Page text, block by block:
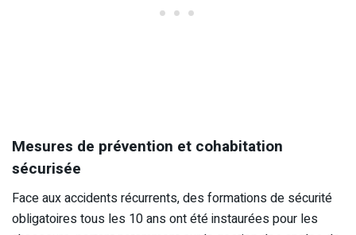
Mesures de prévention et cohabitation
sécurisée
Face aux accidents récurrents, des formations de sécurité
obligatoires tous les 10 ans ont été instaurées pour les